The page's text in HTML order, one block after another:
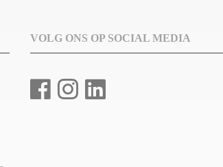
VOLG ONS OP SOCIAL MEDIA